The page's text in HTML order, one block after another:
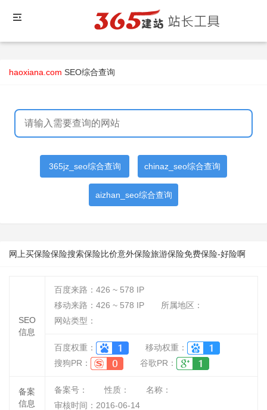
haoxiana.com SEO综合查询
365jz_seo综合查询 chinaz_seo综合查询
aizhan_seo综合查询
网上买保险保险搜索保险比价意外保险旅游保险免费保险-好险啊
SEO
信息
百度来路： 426 ~ 578 IP
移动来路： 426 ~ 578 IP
所属地区：
网站类型：
百度权重：
移动权重：
搜狗PR：
谷歌PR：
备案
信息
备案号： 性质：
名称：
审核时间： 2016-06-14